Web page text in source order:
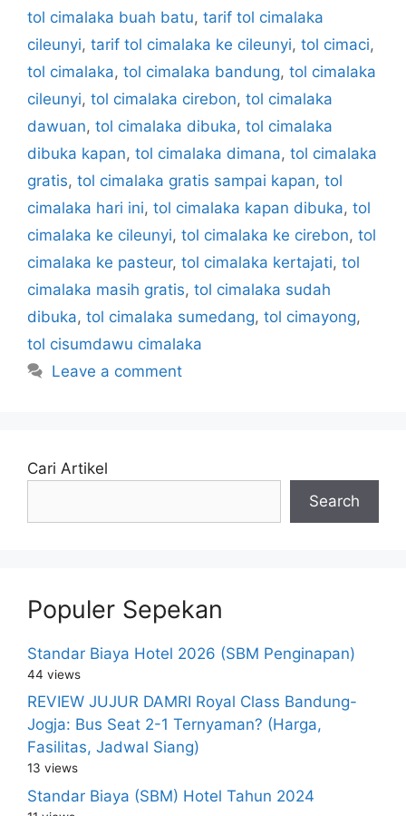
tol cimalaka buah batu, tarif tol cimalaka
cileunyi, tarif tol cimalaka ke cileunyi, tol cimaci,
tol cimalaka, tol cimalaka bandung, tol cimalaka
cileunyi, tol cimalaka cirebon, tol cimalaka
dawuan, tol cimalaka dibuka, tol cimalaka
dibuka kapan, tol cimalaka dimana, tol cimalaka
gratis, tol cimalaka gratis sampai kapan, tol
cimalaka hari ini, tol cimalaka kapan dibuka, tol
cimalaka ke cileunyi, tol cimalaka ke cirebon, tol
cimalaka ke pasteur, tol cimalaka kertajati, tol
cimalaka masih gratis, tol cimalaka sudah
dibuka, tol cimalaka sumedang, tol cimayong,
tol cisumdawu cimalaka
Leave a comment
Cari Artikel
Search
Populer Sepekan
Standar Biaya Hotel 2026 (SBM Penginapan)
44 views
REVIEW JUJUR DAMRI Royal Class Bandung-
Jogja: Bus Seat 2-1 Ternyaman? (Harga,
Fasilitas, Jadwal Siang)
13 views
Standar Biaya (SBM) Hotel Tahun 2024